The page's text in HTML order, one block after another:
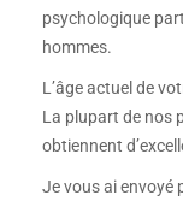
psychologique
hommes.
L’âge actuel de
La plupart de nos
obtiennent
Je vous ai envoyé